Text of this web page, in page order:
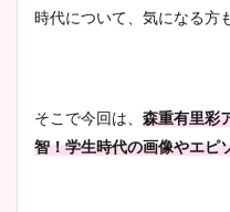
時代について、気になる方
そこで今回は、 森重有里彩
智！学生時代の画像やエピ